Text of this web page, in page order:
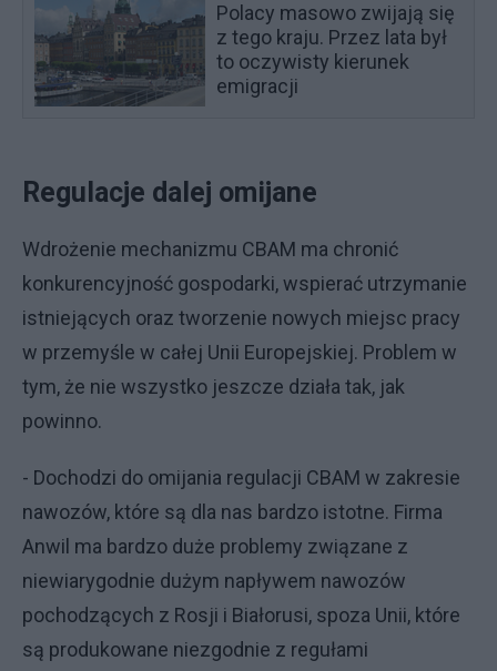
Polacy masowo zwijają się
z tego kraju. Przez lata był
to oczywisty kierunek
emigracji
Regulacje dalej omijane
Wdrożenie mechanizmu CBAM ma chronić
konkurencyjność gospodarki, wspierać utrzymanie
istniejących oraz tworzenie nowych miejsc pracy
w przemyśle w całej Unii Europejskiej. Problem w
tym, że nie wszystko jeszcze działa tak, jak
powinno.
- Dochodzi do omijania regulacji CBAM w zakresie
nawozów, które są dla nas bardzo istotne. Firma
Anwil ma bardzo duże problemy związane z
niewiarygodnie dużym napływem nawozów
pochodzących z Rosji i Białorusi, spoza Unii, które
są produkowane niezgodnie z regułami